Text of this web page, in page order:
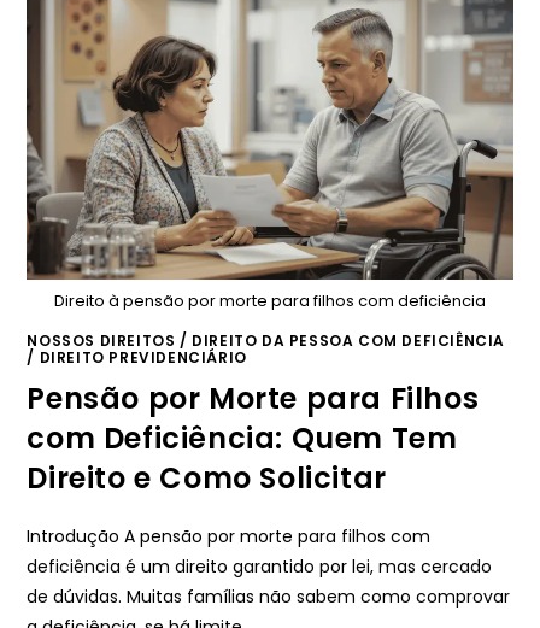
Direito à pensão por morte para filhos com deficiência
NOSSOS DIREITOS / DIREITO DA PESSOA COM DEFICIÊNCIA
/ DIREITO PREVIDENCIÁRIO
Pensão por Morte para Filhos
com Deficiência: Quem Tem
Direito e Como Solicitar
Introdução A pensão por morte para filhos com
deficiência é um direito garantido por lei, mas cercado
de dúvidas. Muitas famílias não sabem como comprovar